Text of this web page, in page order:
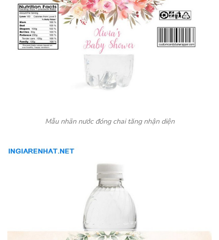
Mẫu nhãn nước đóng chai tăng nhận diện